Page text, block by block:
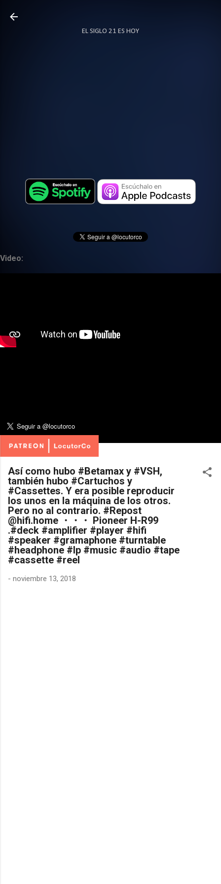
EL SIGLO 21 ES HOY
Video:
Así como hubo #Betamax y #VSH,
también hubo #Cartuchos y
#Cassettes. Y era posible reproducir
los unos en la máquina de los otros.
Pero no al contrario. #Repost
@hifi.home ・・・ Pioneer H-R99
.#deck #amplifier #player #hifi
#speaker #gramaphone #turntable
#headphone #lp #music #audio #tape
#cassette #reel
- noviembre 13, 2018